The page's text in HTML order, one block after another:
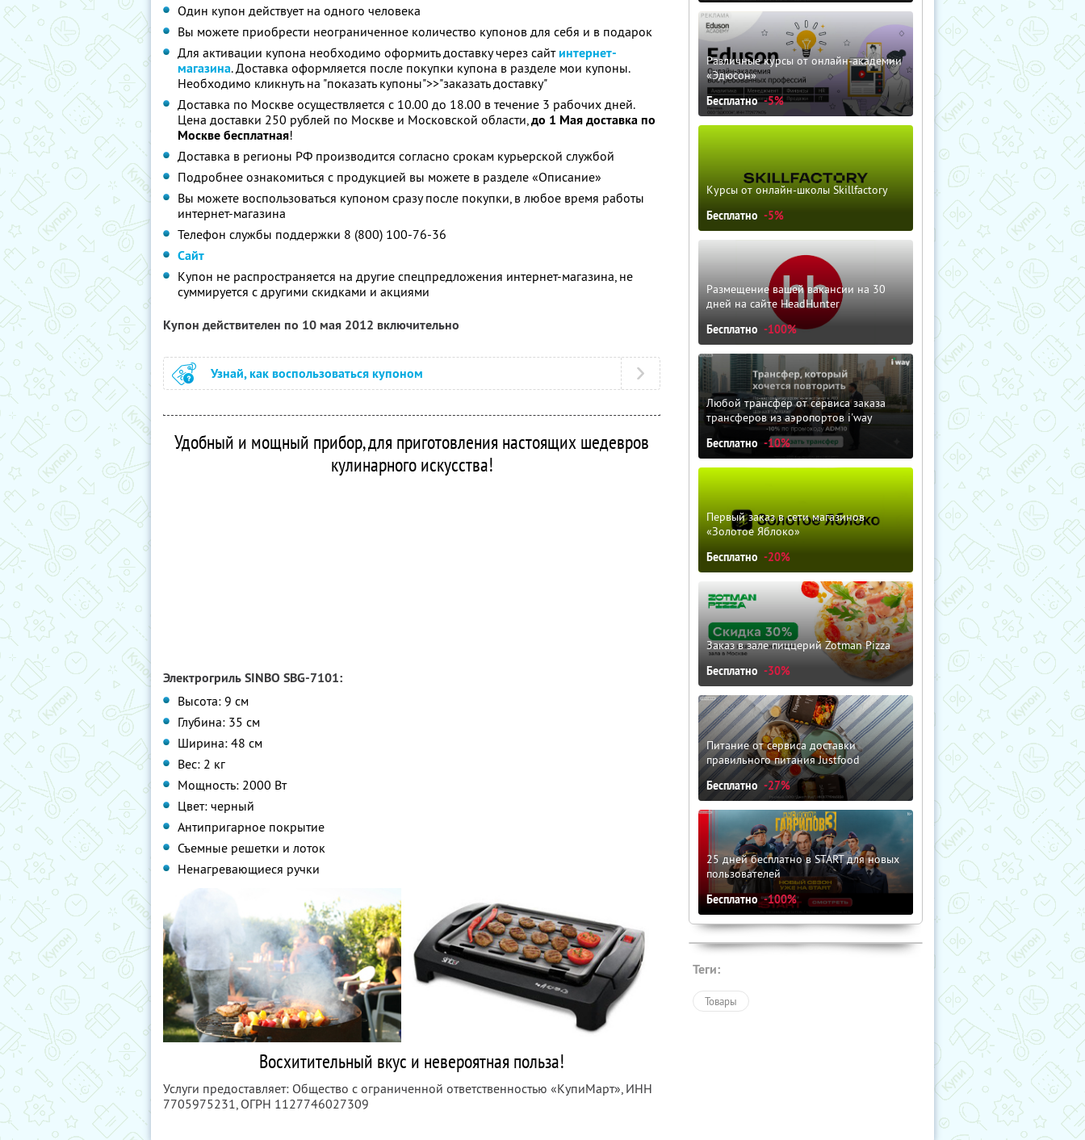
Один купон действует на одного человека
Вы можете приобрести неограниченное количество купонов для себя и в подарок
Для активации купона необходимо оформить доставку через сайтинтернет-
магазина. Доставка оформляется после покупки купона в разделе мои купоны.
Необходимо кликнуть на "показать купоны">>"заказать доставку"
Доставка по Москве осуществляется с 10.00 до 18.00 в течение 3 рабочих дней.
Цена доставки 250 рублей по Москве и Московской области,до 1 Мая доставка по
Москве бесплатная!
Доставка в регионы РФ производится согласно срокам курьерской службой
Подробнее ознакомиться с продукцией вы можете в разделе «Описание»
Вы можете воспользоваться купоном сразу после покупки, в любое время работы
интернет-магазина
Телефон службы поддержки 8 (800) 100-76-36
Сайт
Купон не распространяется на другие спецпредложения интернет-магазина, не
суммируется с другими скидками и акциями
Купон действителен по 10 мая 2012 включительно
Узнай, как воспользоваться купоном
Удобный и мощный прибор, для приготовления настоящих шедевров
кулинарного искусства!
Электрогриль SINBO SBG-7101:
Высота: 9 см
Глубина: 35 см
Ширина: 48 см
Вес: 2 кг
Мощность: 2000 Вт
Цвет: черный
Антипригарное покрытие
Съемные решетки и лоток
Ненагревающиеся ручки
Восхитительный вкус и невероятная польза!
Услуги предоставляет: Общество с ограниченной ответственностью «КупиМарт», ИНН
7705975231, ОГРН 1127746027309
Различные курсы от онлайн-академии
«Эдюсон»
Бесплатно -5%
Курсы от онлайн-школы Skillfactory
Бесплатно -5%
Размещение вашей вакансии на 30
дней на сайте HeadHunter
Бесплатно -100%
Любой трансфер от сервиса заказа
трансферов из аэропортов i'way
Бесплатно -10%
Первый заказ в сети магазинов
«Золотое Яблоко»
Бесплатно -20%
Заказ в зале пиццерий Zotman Pizza
Бесплатно -30%
Питание от сервиса доставки
правильного питания Justfood
Бесплатно -27%
25 дней бесплатно в START для новых
пользователей
Бесплатно -100%
Теги:
Товары